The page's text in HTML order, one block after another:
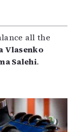
all the
Vlasenko
Salehi.